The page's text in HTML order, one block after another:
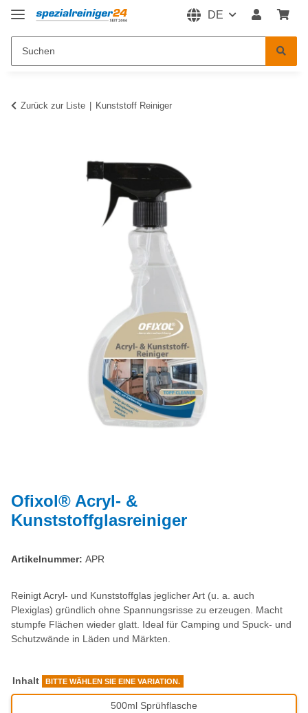
DE
Zurück zur Liste Kunststoff Reiniger
Ofixol® Acryl- &
Kunststoffglasreiniger
Artikelnummer: APR
Reinigt Acryl- und Kunststoffglas jeglicher Art (u. a. auch
Plexiglas) gründlich ohne Spannungsrisse zu erzeugen. Macht
stumpfe Flächen wieder glatt. Ideal für Camping und Spuck- und
Schutzwände in Läden und Märkten.
Inhalt BITTE WÄHLEN SIE EINE VARIATION.
500ml Sprühflasche